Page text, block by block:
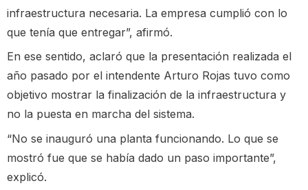
infraestructura necesaria. La empresa cumplió con lo
que tenía que entregar”, afirmó.
En ese sentido, aclaró que la presentación realizada el
año pasado por el intendente Arturo Rojas tuvo como
objetivo mostrar la finalización de la infraestructura y
no la puesta en marcha del sistema.
“No se inauguró una planta funcionando. Lo que se
mostró fue que se había dado un paso importante”,
explicó.